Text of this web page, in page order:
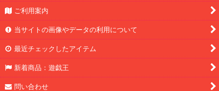
ご利用案内
当サイトの画像やデータの利用について
最近チェックしたアイテム
新着商品：遊戯王
問い合わせ